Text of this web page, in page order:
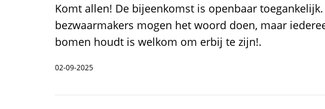
Komt allen! De bijeenkomst is openbaar
bezwaarmakers mogen het woord doen, maar
bomen houdt is welkom om erbij te zijn!.
02-09-2025